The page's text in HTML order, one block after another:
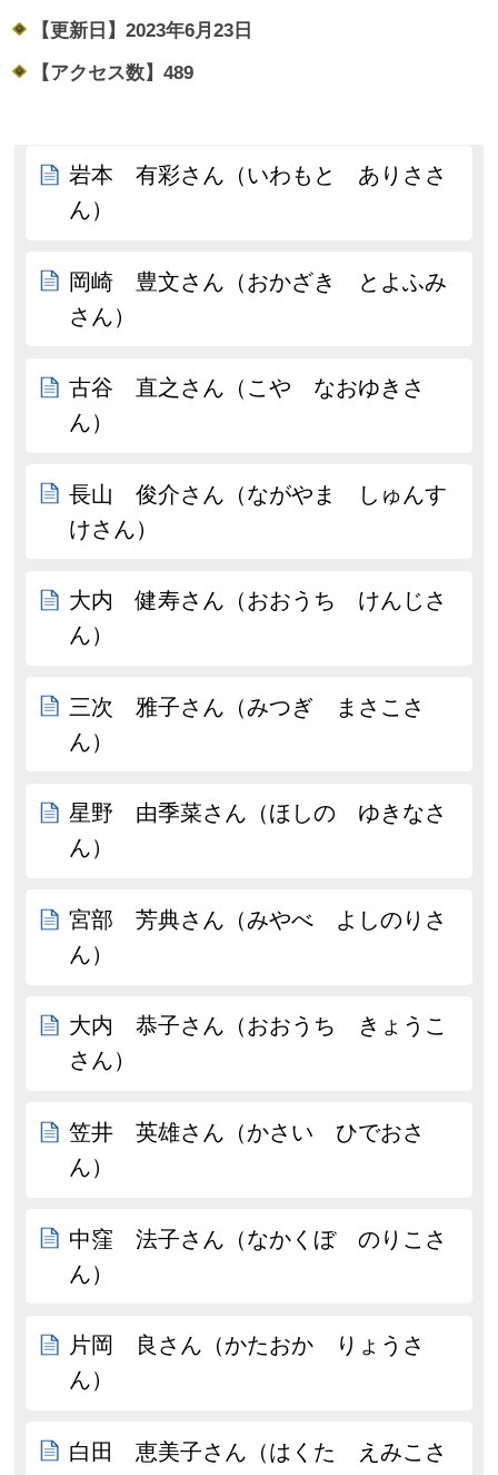
【更新日】 2023年6月23日
【アクセス数】 489
岩本 有彩さん（いわもと ありささ
ん）
岡崎 豊文さん（おかざき とよふみ
さん）
古谷 直之さん（こや なおゆきさ
ん）
長山 俊介さん（ながやま しゅんす
けさん）
大内 健寿さん（おおうち けんじさ
ん）
三次 雅子さん（みつぎ まさこさ
ん）
星野 由季菜さん（ほしの ゆきなさ
ん）
宮部 芳典さん（みやべ よしのりさ
ん）
大内 恭子さん（おおうち きょうこ
さん）
笠井 英雄さん（かさい ひでおさ
ん）
中窪 法子さん（なかくぼ のりこさ
ん）
片岡 良さん（かたおか りょうさ
ん）
白田 恵美子さん（はくた えみこさ